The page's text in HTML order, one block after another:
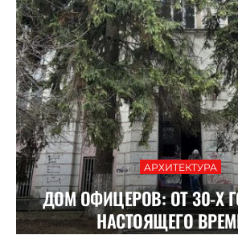
АРХИТЕКТУРА
ДОМ ОФИЦЕРОВ: ОТ 30-Х
НАСТОЯЩЕГО